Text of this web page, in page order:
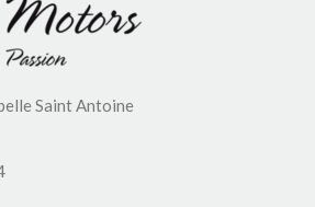
Saint Antoine